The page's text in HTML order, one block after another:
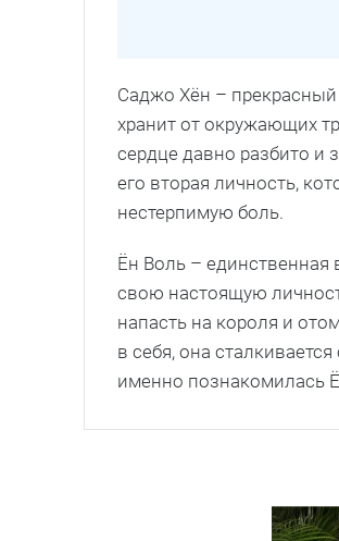
Саджо Хён –
хранит от окружающих
сердце давно разбито и
его вторая личность,
нестерпимую боль.
Ён Воль –
свою настоящую
напасть на короля и
в себя, она
именно познакомилась